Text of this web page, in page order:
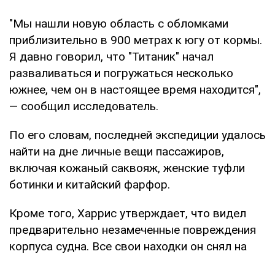
"Мы нашли новую область с обломками
приблизительно в 900 метрах к югу от кормы.
Я давно говорил, что "Титаник" начал
разваливаться и погружаться несколько
южнее, чем он в настоящее время находится",
— сообщил исследователь.
По его словам, последней экспедиции удалось
найти на дне личные вещи пассажиров,
включая кожаный саквояж, женские туфли
ботинки и китайский фарфор.
Кроме того, Харрис утверждает, что видел
предварительно незамеченные повреждения
корпуса судна. Все свои находки он снял на